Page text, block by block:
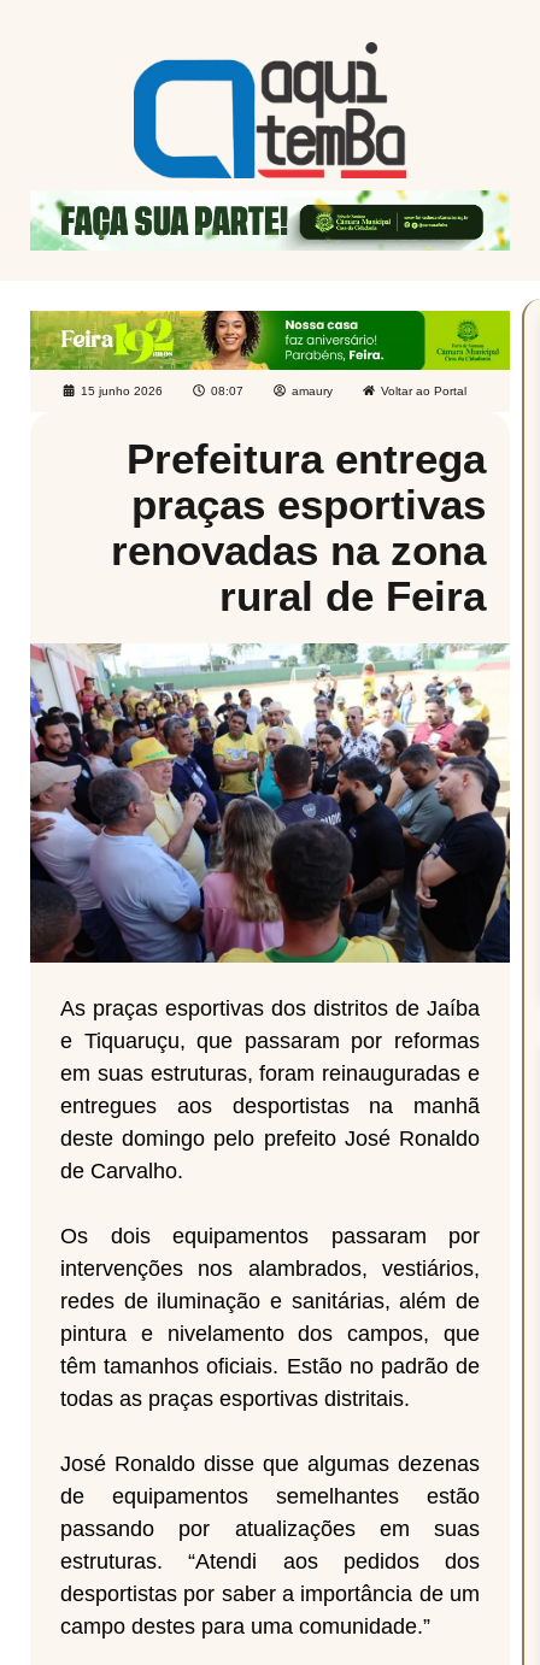
15 junho 2026 08:07 amaury Voltar ao Portal
Prefeitura entrega
praças esportivas
renovadas na zona
rural de Feira
As praças esportivas dos distritos de Jaíba
e Tiquaruçu, que passaram por reformas
em suas estruturas, foram reinauguradas e
entregues aos desportistas na manhã
deste domingo pelo prefeito José Ronaldo
de Carvalho.
Os dois equipamentos passaram por
intervenções nos alambrados, vestiários,
redes de iluminação e sanitárias, além de
pintura e nivelamento dos campos, que
têm tamanhos oficiais. Estão no padrão de
todas as praças esportivas distritais.
José Ronaldo disse que algumas dezenas
de equipamentos semelhantes estão
passando por atualizações em suas
estruturas. “Atendi aos pedidos dos
desportistas por saber a importância de um
campo destes para uma comunidade.”